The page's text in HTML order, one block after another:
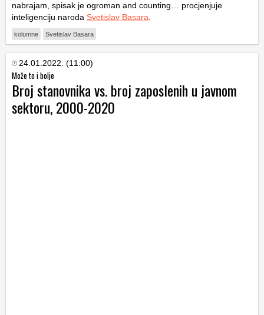
nabrajam, spisak je ogroman and counting… procjenjuje
inteligenciju naroda Svetislav Basara
kolumne Svetislav Basara
24.01.2022. (11:00)
Može to i bolje
Broj stanovnika vs. broj zaposlenih u javnom
sektoru, 2000-2020